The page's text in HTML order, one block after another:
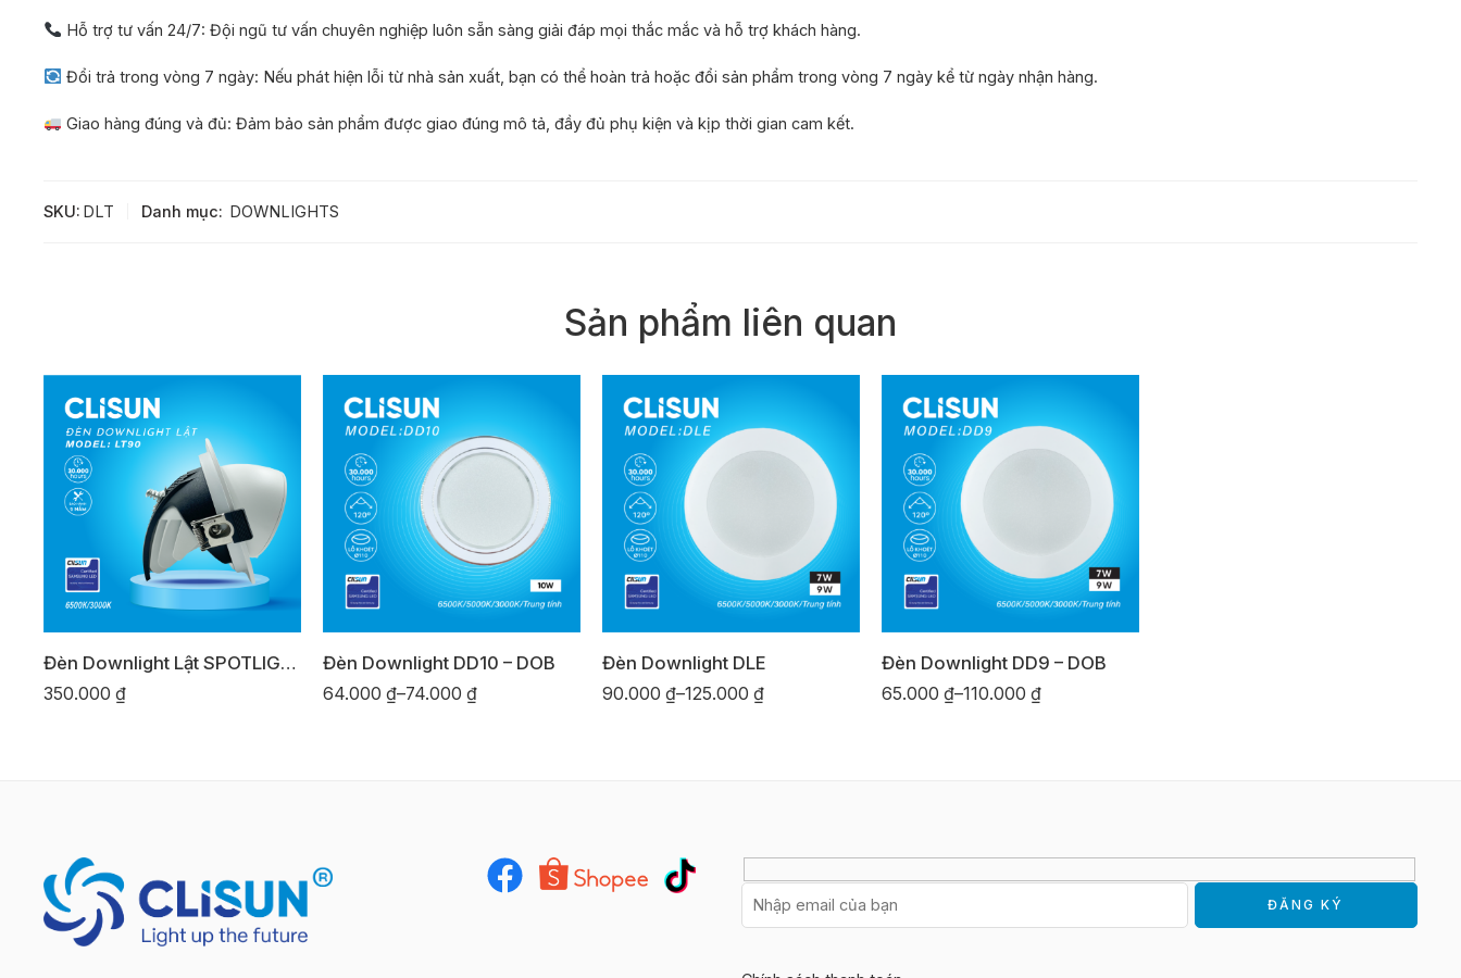
Hỗ trợ tư vấn 24/7: Đội ngũ tư vấn chuyên nghiệp luôn sẵn sàng giải đáp mọi thắc mắc và hỗ trợ khách hàng.
Đổi trả trong vòng 7 ngày: Nếu phát hiện lỗi từ nhà sản xuất, bạn có thể hoàn trả hoặc đổi sản phẩm trong vòng 7 ngày kể từ ngày nhận hàng.
Giao hàng đúng và đủ: Đảm bảo sản phẩm được giao đúng mô tả, đầy đủ phụ kiện và kịp thời gian cam kết.
SKU: DLT Danh mục: DOWNLIGHTS
Sản phẩm liên quan
Đèn Downlight Lật SPOTLIGHT LT90
350.000 ₫
Đèn Downlight DD10 – DOB
64.000 ₫–74.000 ₫
Đèn Downlight DLE
90.000 ₫–125.000 ₫
Đèn Downlight DD9 – DOB
65.000 ₫–110.000 ₫